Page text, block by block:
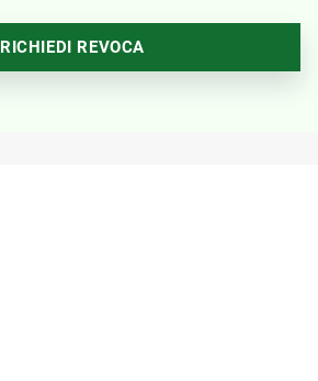
RICHIEDI REVOCA